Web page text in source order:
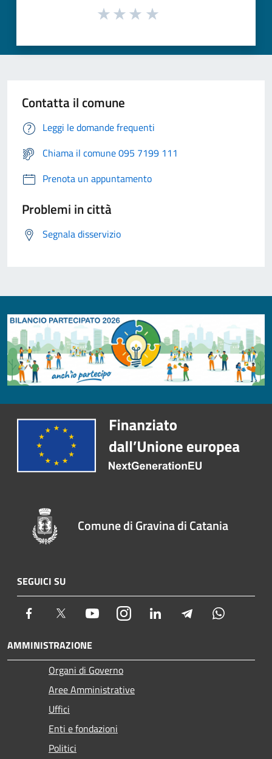
Contatta il comune
Leggi le domande frequenti
Chiama il comune 095 7199 111
Prenota un appuntamento
Problemi in città
Segnala disservizio
Comune di Gravina di Catania
SEGUICI SU
Facebook Twitter YoutubeInstagram LinkedIn Telegram
AMMINISTRAZIONE
Organi di Governo
Aree Amministrative
Uffici
Enti e fondazioni
Politici